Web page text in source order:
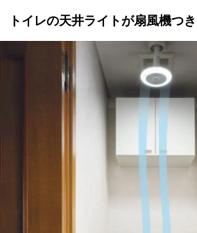
トイレの天井ライトが扇風機つき